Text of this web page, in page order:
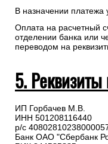
В назначении платежа
Оплата на расчетный
отделении банка или
переводом на
5.
ИП Горбачев М.В.
ИНН 501208116440
р/с
Банк ОАО "Сбербанк